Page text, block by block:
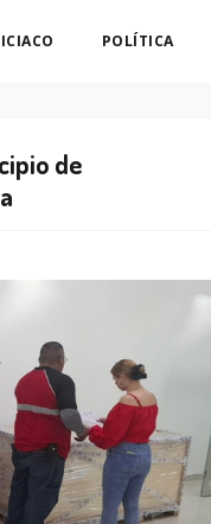
POLÍTICA
de